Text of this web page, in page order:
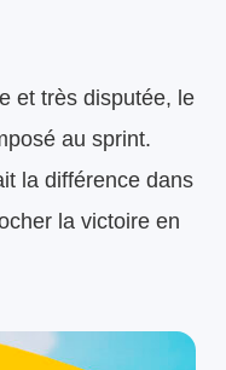
et très disputée, le
au sprint.
la différence dans
la victoire en